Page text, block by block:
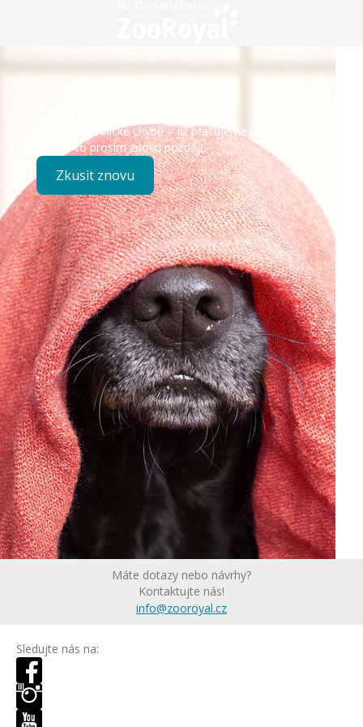
Došlo k technické chybě – již pracujeme na opravě.
Zkuste to prosím znovu později.
Zkusit znovu
Máte dotazy nebo návrhy?
Kontaktujte nás!
info@zooroyal.cz
Sledujte nás na: